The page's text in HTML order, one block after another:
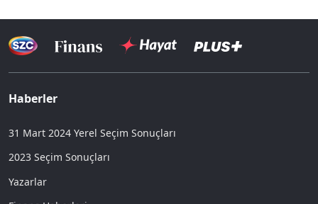
Haberler
31 Mart 2024 Yerel Seçim Sonuçları
2023 Seçim Sonuçları
Yazarlar